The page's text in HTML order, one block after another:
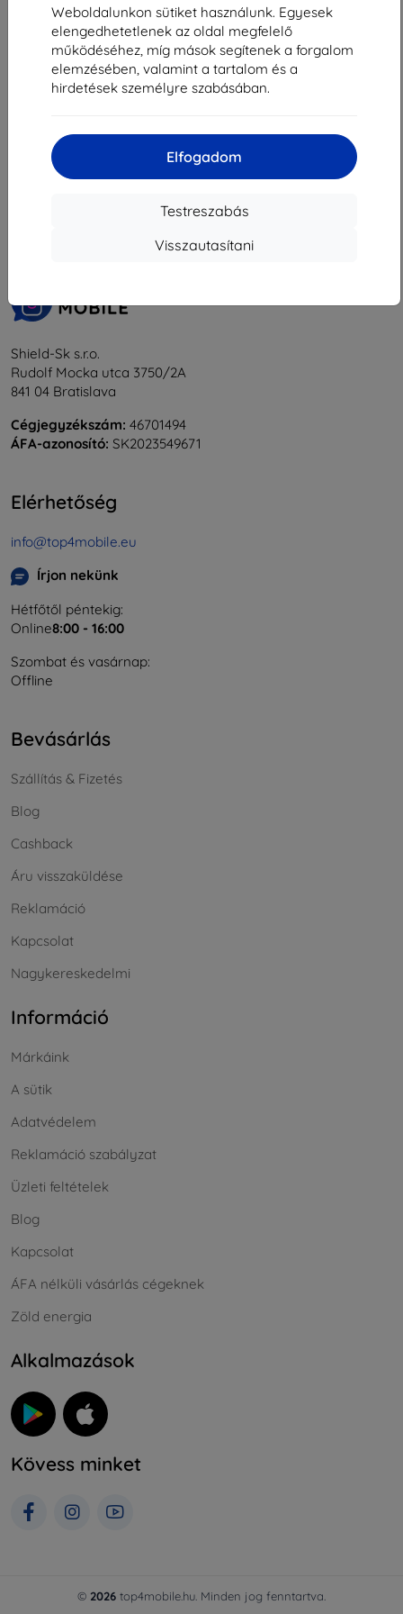
Weboldalunkon sütiket használunk. Egyesek
elengedhetetlenek az oldal megfelelő
működéséhez, míg mások segítenek a forgalom
elemzésében, valamint a tartalom és a
hirdetések személyre szabásában.
Elfogadom
Testreszabás
Visszautasítani
16 101 Ft
Raktáron > 5 darab
3 230 Ft
Raktáron > 5 darab
Összes találat
Shield-Sk s.r.o.
Rudolf Mocka utca 3750/2A
841 04 Bratislava
Cégjegyzékszám: 46701494
ÁFA-azonosító: SK2023549671
Elérhetőség
info@top4mobile.eu
Írjon nekünk
Hétfőtől péntekig:
Online8:00 - 16:00
Szombat és vasárnap:
Offline
Bevásárlás
Szállítás & Fizetés
Blog
Cashback
Áru visszaküldése
Reklamáció
Kapcsolat
Nagykereskedelmi
Információ
Márkáink
A sütik
Adatvédelem
Reklamáció szabályzat
Üzleti feltételek
Blog
Kapcsolat
ÁFA nélküli vásárlás cégeknek
Zöld energia
Alkalmazások
Kövess minket
© 2026 top4mobile.hu. Minden jog fenntartva.